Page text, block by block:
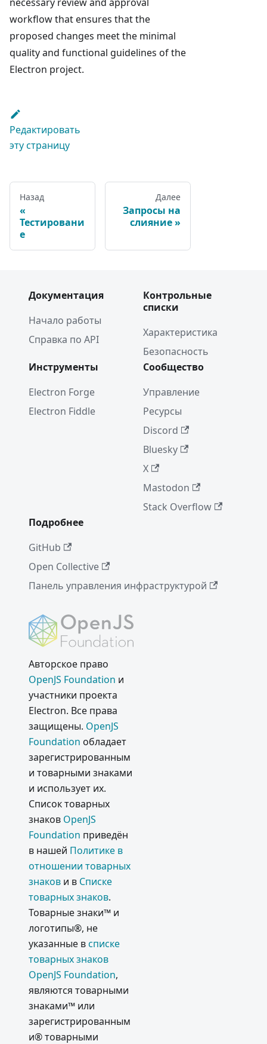
workflow that ensures that the
proposed changes meet the minimal
quality and functional guidelines of the
Electron project.
Редактировать
эту страницу
Назад
Тестировани
е
Далее
Запросы на
слияние
Документация
Начало работы
Справка по API
Контрольные
списки
Характеристика
Безопасность
Инструменты
Electron Forge
Electron Fiddle
Сообщество
Управление
Ресурсы
Discord
Bluesky
X
Mastodon
Stack Overflow
Подробнее
GitHub
Open Collective
Панель управления инфраструктурой
Авторское право
OpenJS Foundation и
участники проекта
Electron. Все права
защищены. OpenJS
Foundation обладает
зарегистрированным
и товарными знаками
и использует их.
Список товарных
знаков OpenJS
Foundation приведён
в нашей Политике в
отношении товарных
знаков и в Списке
товарных знаков.
Товарные знаки™ и
логотипы®, не
указанные всписке
товарных знаков
OpenJS Foundation,
являются товарными
знаками™ или
зарегистрированным
и® товарными